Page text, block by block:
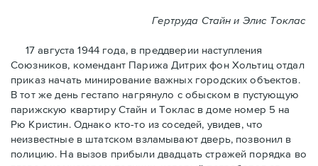
Гертруда Стайн и Элис Токлас
17 августа 1944 года, в преддверии наступления
Союзников, комендант Парижа Дитрих фон Хольтиц отдал
приказ начать минирование важных городских объектов.
В тот же день гестапо нагрянуло с обыском в пустующую
парижскую квартиру Стайн и Токлaс в домe номер 5 на
Рю Кристин. Однако кто-то из соседей, увидев, что
неизвестные в штатском взламывают дверь, позвонил в
полицию. На вызов прибыли двадцать стражей порядка во